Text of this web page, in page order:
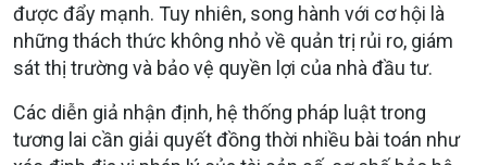
được đẩy mạnh. Tuy nhiên, song hành với cơ hội là
những thách thức không nhỏ về quản trị rủi ro, giám
sát thị trường và bảo vệ quyền lợi của nhà đầu tư.
Các diễn giả nhận định, hệ thống pháp luật trong
tương lai cần giải quyết đồng thời nhiều bài toán như